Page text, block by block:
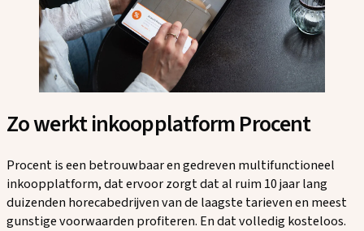
Zo werkt inkoopplatform Procent
Procent is een betrouwbaar en gedreven multifunctioneel
inkoopplatform, dat ervoor zorgt dat al ruim 10 jaar lang
duizenden horecabedrijven van de laagste tarieven en meest
gunstige voorwaarden profiteren. En dat volledig kosteloos.